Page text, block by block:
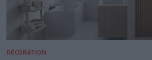
DÉCORATION